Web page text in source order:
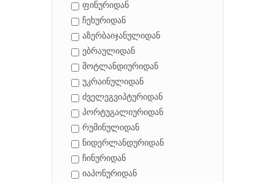
ფინურიდან
ჩეხურიდან
აზერბაიჯანულიდან
ებრაულიდან
შოტლანდიურიდან
უკრაინულიდან
ძველეგვიპტურიდან
პორტუგალიურიდან
რუმინულიდან
ნიდერლანდურიდან
ჩინურიდან
იაპონურიდან